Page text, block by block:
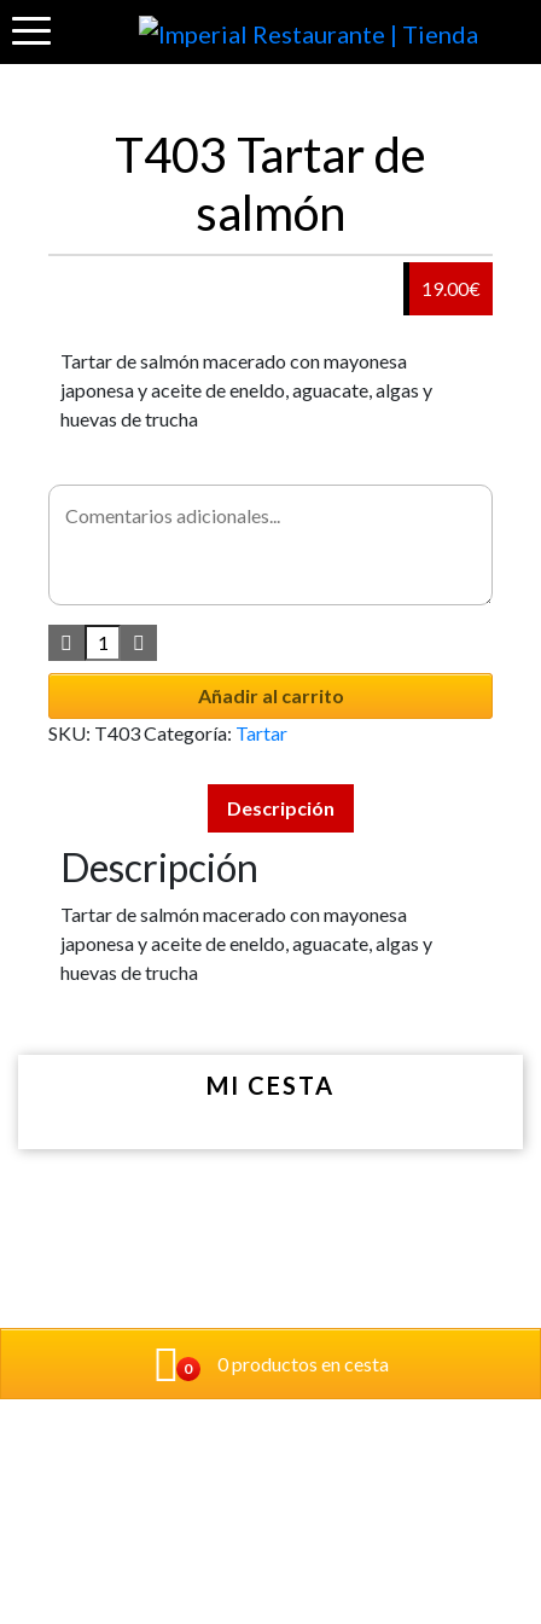
0 0 productos en cesta
T403 Tartar de
salmón
19.00€
Tartar de salmón macerado con mayonesa
japonesa y aceite de eneldo, aguacate, algas y
huevas de trucha
Añadir al carrito
SKU: T403Categoría: Tartar
Descripción
Descripción
Tartar de salmón macerado con mayonesa
japonesa y aceite de eneldo, aguacate, algas y
huevas de trucha
MI CESTA